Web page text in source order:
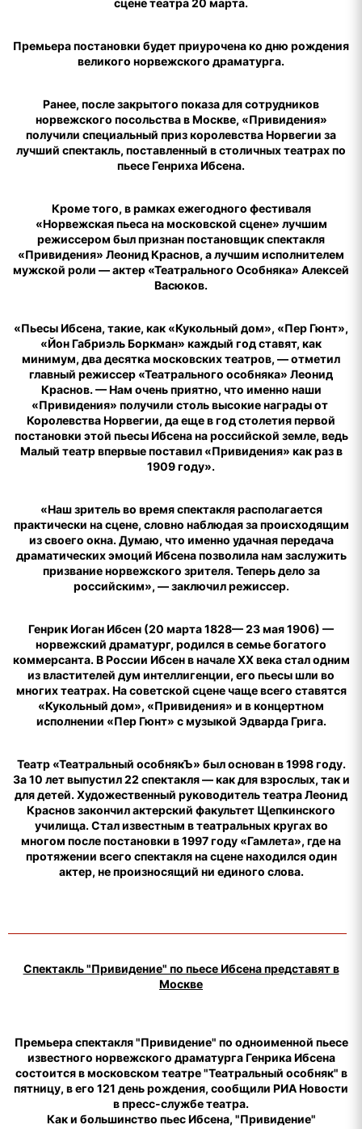
Премьера постановки будет приурочена ко дню рождения
великого норвежского драматурга.
Ранее, после закрытого показа для сотрудников
норвежского посольства в Москве, «Привидения»
получили специальный приз королевства Норвегии за
лучший спектакль, поставленный в столичных театрах по
пьесе Генриха Ибсена.
Кроме того, в рамках ежегодного фестиваля
«Норвежская пьеса на московской сцене» лучшим
режиссером был признан постановщик спектакля
«Привидения» Леонид Краснов, а лучшим исполнителем
мужской роли — актер «Театрального Особняка» Алексей
Васюков.
«Пьесы Ибсена, такие, как «Кукольный дом», «Пер Гюнт»,
«Йон Габриэль Боркман» каждый год ставят, как
минимум, два десятка московских театров, — отметил
главный режиссер «Театрального особняка» Леонид
Краснов. — Нам очень приятно, что именно наши
«Привидения» получили столь высокие награды от
Королевства Норвегии, да еще в год столетия первой
постановки этой пьесы Ибсена на российской земле, ведь
Малый театр впервые поставил «Привидения» как раз в
1909 году».
«Наш зритель во время спектакля располагается
практически на сцене, словно наблюдая за происходящим
из своего окна. Думаю, что именно удачная передача
драматических эмоций Ибсена позволила нам заслужить
призвание норвежского зрителя. Теперь дело за
российским», — заключил режиссер.
Генрик Иоган Ибсен (20 марта 1828— 23 мая 1906) —
норвежский драматург, родился в семье богатого
коммерсанта. В России Ибсен в начале XX века стал одним
из властителей дум интеллигенции, его пьесы шли во
многих театрах. На советской сцене чаще всего ставятся
«Кукольный дом», «Привидения» и в концертном
исполнении «Пер Гюнт» с музыкой Эдварда Грига.
Театр «Театральный особнякЪ» был основан в 1998 году.
За 10 лет выпустил 22 спектакля — как для взрослых, так и
для детей. Художественный руководитель театра Леонид
Краснов закончил актерский факультет Щепкинского
училища. Стал известным в театральных кругах во
многом после постановки в 1997 году «Гамлета», где на
протяжении всего спектакля на сцене находился один
актер, не произносящий ни единого слова.
Спектакль "Привидение" по пьесе Ибсена представят в
Москве
Премьера спектакля "Привидение" по одноименной пьесе
известного норвежского драматурга Генрика Ибсена
состоится в московском театре "Театральный особняк" в
пятницу, в его 121 день рождения, сообщили РИА Новости
в пресс-службе театра.
Как и большинство пьес Ибсена, "Привидение"